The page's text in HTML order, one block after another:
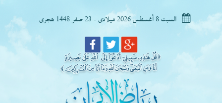
السبت 8 أغسطس 2026 ميلادى - 23 صفر 1448 هجرى